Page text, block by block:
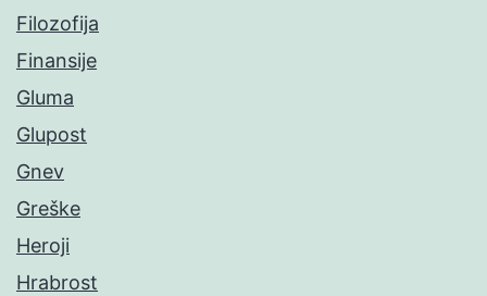
Filozofija
Finansije
Gluma
Glupost
Gnev
Greške
Heroji
Hrabrost